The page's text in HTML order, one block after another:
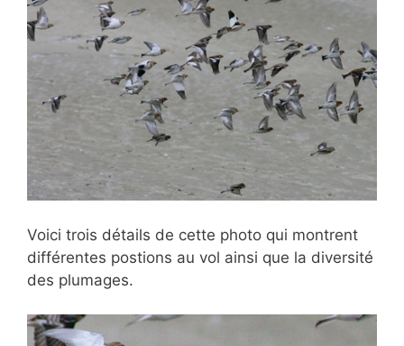
Voici trois détails de cette photo qui montrent
différentes postions au vol ainsi que la diversité
des plumages.